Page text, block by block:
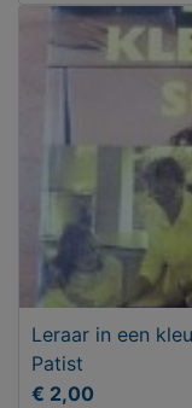
Leraar in een
Patist
€ 2,00